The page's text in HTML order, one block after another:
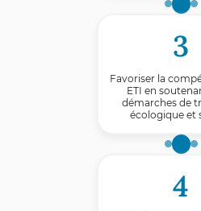
3
Favoriser la
ETI en
démarches de
écologique et
4